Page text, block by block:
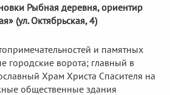
Рыбная деревня, ориентир
(ул. Октябрьская, 4)
и памятных
городские ворота; главный в
Храм Христа Спасителя на
общественные здания